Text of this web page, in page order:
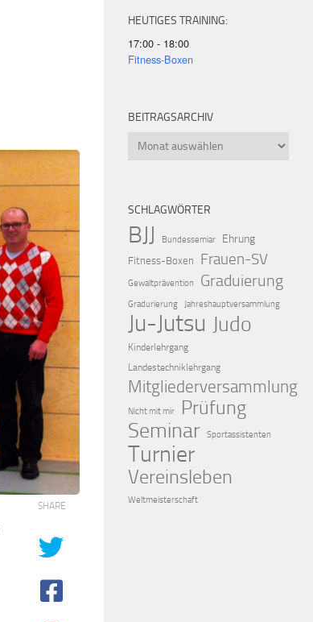
SHARE
HEUTIGES TRAINING:
17:00 - 18:00
Fitness-Boxen
BEITRAGSARCHIV
Beitragsarchiv
SCHLAGWÖRTER
BJJ Bundessemiar Ehrung
Fitness-Boxen Frauen-SV
Gewaltprävention Graduierung
Gradurierung Jahreshauptversammlung
Ju-Jutsu Judo
Kinderlehrgang
Landestechniklehrgang
Mitgliederversammlung
Nicht mit mir Prüfung
Seminar Sportassistenten
Turnier
Vereinsleben
Weltmeisterschaft